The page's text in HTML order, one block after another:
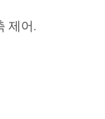
제어.